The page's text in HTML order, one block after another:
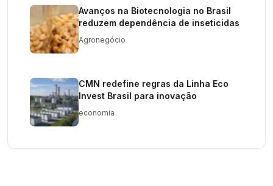
Avanços na Biotecnologia no Brasil
reduzem dependência de inseticidas
Agronegócio
CMN redefine regras da Linha Eco
Invest Brasil para inovação
economia